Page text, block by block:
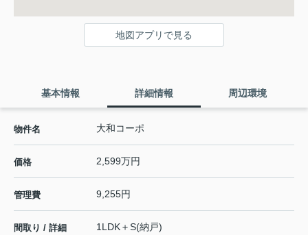
地図アプリで見る
基本情報 詳細情報 周辺環境
物件名 大和コーポ
価格 2,599万円
管理費 9,255円
間取り / 詳細
1LDK＋S(納戸)